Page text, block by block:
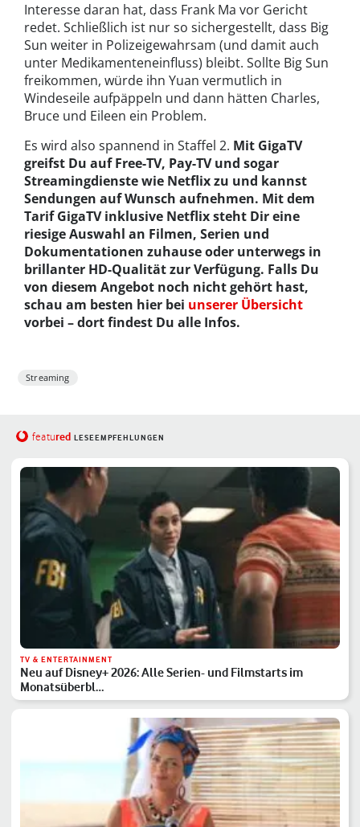
Interesse daran hat, dass Frank Ma vor Gericht
redet. Schließlich ist nur so sichergestellt, dass Big
Sun weiter in Polizeigewahrsam (und damit auch
unter Medikamenteneinfluss) bleibt. Sollte Big Sun
freikommen, würde ihn Yuan vermutlich in
Windeseile aufpäppeln und dann hätten Charles,
Bruce und Eileen ein Problem.
Es wird also spannend in Staffel 2. Mit GigaTV
greifst Du auf Free-TV, Pay-TV und sogar
Streamingdienste wie Netflix zu und kannst
Sendungen auf Wunsch aufnehmen. Mit dem
Tarif GigaTV inklusive Netflix steht Dir eine
riesige Auswahl an Filmen, Serien und
Dokumentationen zuhause oder unterwegs in
brillanter HD-Qualität zur Verfügung. Falls Du
von diesem Angebot noch nicht gehört hast,
schau am besten hier bei unserer Übersicht
vorbei – dort findest Du alle Infos.
Streaming
featured LESEEMPFEHLUNGEN
TV & ENTERTAINMENT
Neu auf Disney+ 2026: Alle Serien- und Filmstarts im
Monatsüberbl…